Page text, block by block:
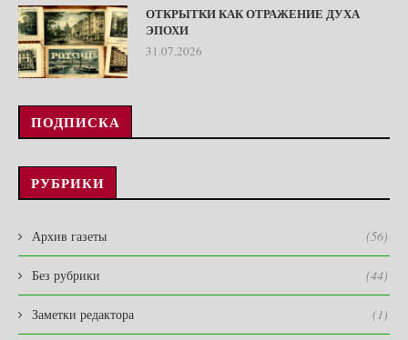
ОТКРЫТКИ КАК ОТРАЖЕНИЕ ДУХА
ЭПОХИ
31.07.2026
ПОДПИСКА
РУБРИКИ
Архив газеты (56)
Без рубрики (44)
Заметки редактора (1)